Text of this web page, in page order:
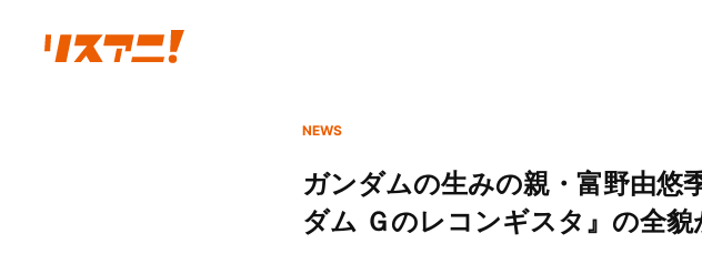
NEWS
ガンダムの生みの親・富野由悠
ダム Ｇのレコンギスタ』の全貌